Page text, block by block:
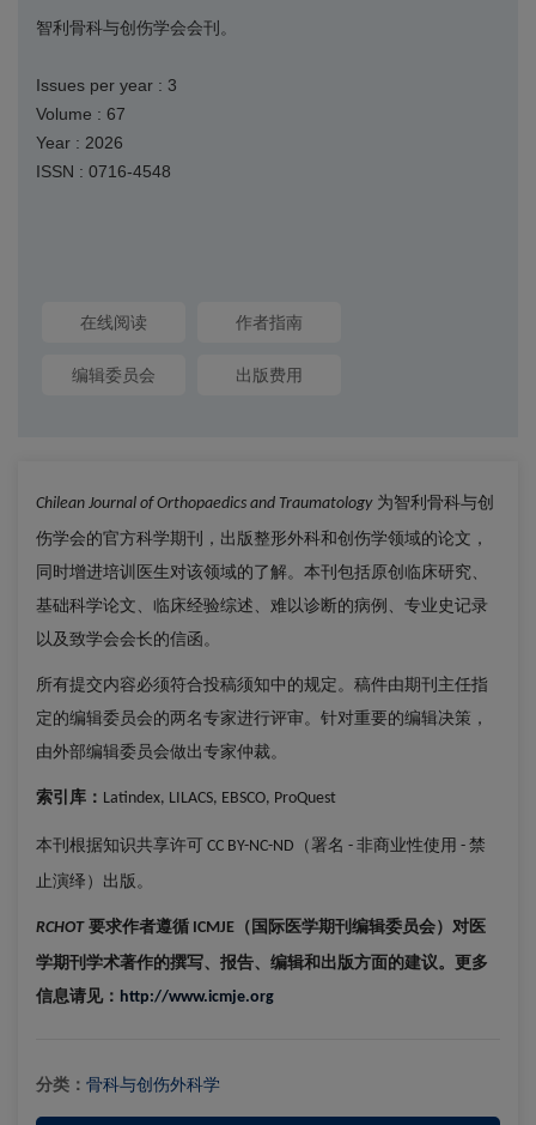
智利骨科与创伤学会会刊。
Issues per year : 3
Volume : 67
Year : 2026
ISSN : 0716-4548
在线阅读 作者指南
编辑委员会 出版费用
Chilean Journal of Orthopaedics and Traumatology 为智利骨科与创
伤学会的官方科学期刊，出版整形外科和创伤学领域的论文，
同时增进培训医生对该领域的了解。本刊包括原创临床研究、
基础科学论文、临床经验综述、难以诊断的病例、专业史记录
以及致学会会长的信函。
所有提交内容必须符合投稿须知中的规定。稿件由期刊主任指
定的编辑委员会的两名专家进行评审。针对重要的编辑决策，
由外部编辑委员会做出专家仲裁。
索引库： Latindex, LILACS, EBSCO, ProQuest
本刊根据知识共享许可 CC BY-NC-ND （署名 - 非商业性使用 - 禁
止演绎）出版。
RCHOT 要求作者遵循 ICMJE （国际医学期刊编辑委员会）对医
学期刊学术著作的撰写、报告、编辑和出版方面的建议。更多
信息请见： http://www.icmje.org
分类： 骨科与创伤外科学